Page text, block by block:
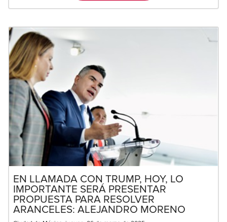
EN LLAMADA CON TRUMP, HOY, LO
IMPORTANTE SERÁ PRESENTAR
PROPUESTA PARA RESOLVER
ARANCELES: ALEJANDRO MORENO